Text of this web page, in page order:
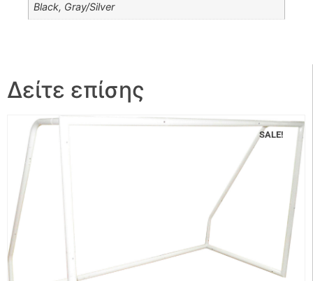
Δείτε επίσης
SALE!
Black, Gray/Silver